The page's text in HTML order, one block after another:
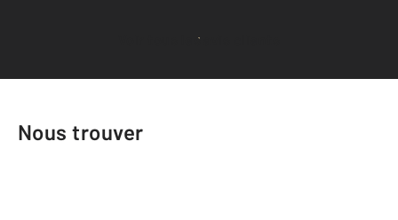
Voir tous les avis clients
Nous trouver